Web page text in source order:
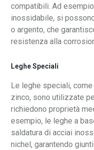
compatibili. Ad
inossidabile, si
o argento, che
resistenza alla
Leghe Speciali
Le leghe speciali,
zinco, sono utilizzate
richiedono proprietà
esempio, le leghe a
saldatura di acciai
nichel, garantendo